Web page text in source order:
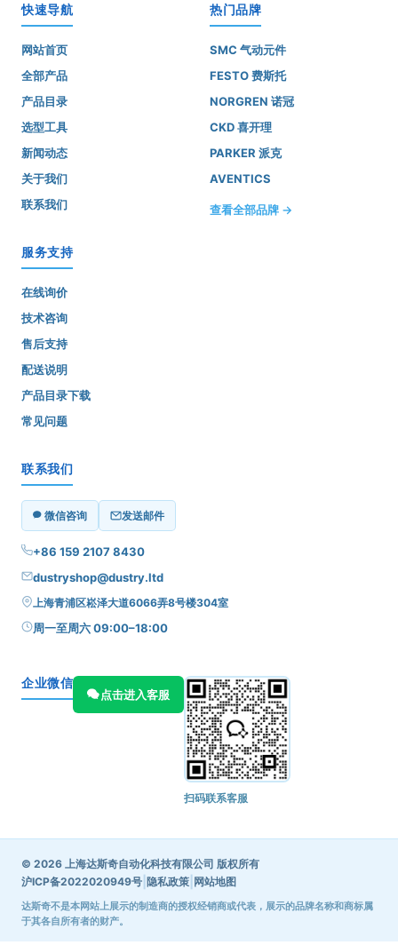
快速导航
网站首页
全部产品
产品目录
选型工具
新闻动态
关于我们
联系我们
热门品牌
SMC 气动元件
FESTO 费斯托
NORGREN 诺冠
CKD 喜开理
PARKER 派克
AVENTICS
查看全部品牌 →
服务支持
在线询价
技术咨询
售后支持
配送说明
产品目录下载
常见问题
联系我们
微信咨询 发送邮件
+86 159 2107 8430
dustryshop@dustry.ltd
上海青浦区崧泽大道6066弄8号楼304室
周一至周六 09:00–18:00
企业微信
点击进入客服
扫码联系客服
© 2026 上海达斯奇自动化科技有限公司 版权所有
沪ICP备2022020949号 隐私政策 网站地图
达斯奇不是本网站上展示的制造商的授权经销商或代表，展示的品牌名称和商标属
于其各自所有者的财产。